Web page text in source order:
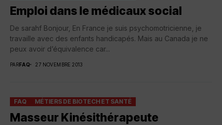
Emploi dans le médicaux social
De sarahf Bonjour, En France je suis psychomotricienne, je
travaille avec des enfants handicapés. Mais au Canada je ne
peux avoir d’équivalence car...
PARFAQ 27 NOVEMBRE 2013
FAQ MÉTIERS DE BIOTECH ET SANTÉ
Masseur Kinésithérapeute